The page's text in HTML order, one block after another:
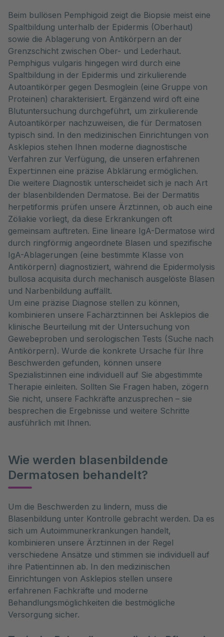
Beim bullösen Pemphigoid zeigt die Biopsie meist eine
Spaltbildung unterhalb der Epidermis (Oberhaut)
sowie die Ablagerung von Antikörpern an der
Grenzschicht zwischen Ober- und Lederhaut.
Pemphigus vulgaris hingegen wird durch eine
Spaltbildung in der Epidermis und zirkulierende
Autoantikörper gegen Desmoglein (eine Gruppe von
Proteinen) charakterisiert. Ergänzend wird oft eine
Blutuntersuchung durchgeführt, um zirkulierende
Autoantikörper nachzuweisen, die für Dermatosen
typisch sind. In den medizinischen Einrichtungen von
Asklepios stehen Ihnen moderne diagnostische
Verfahren zur Verfügung, die unseren erfahrenen
Expert:innen eine präzise Abklärung ermöglichen.
Die weitere Diagnostik unterscheidet sich je nach Art
der blasenbildenden Dermatose. Bei der Dermatitis
herpetiformis prüfen unsere Ärzt:innen, ob auch eine
Zöliakie vorliegt, da diese Erkrankungen oft
gemeinsam auftreten. Eine lineare IgA-Dermatose wird
durch ringförmig angeordnete Blasen und spezifische
IgA-Ablagerungen (eine bestimmte Klasse von
Antikörpern) diagnostiziert, während die Epidermolysis
bullosa acquisita durch mechanisch ausgelöste Blasen
und Narbenbildung auffällt.
Um eine präzise Diagnose stellen zu können,
kombinieren unsere Fachärzt:innen bei Asklepios die
klinische Beurteilung mit der Untersuchung von
Gewebeproben und serologischen Tests (Suche nach
Antikörpern). Wurde die konkrete Ursache für Ihre
Beschwerden gefunden, können unsere
Spezialist:innen eine individuell auf Sie abgestimmte
Therapie einleiten. Sollten Sie Fragen haben, zögern
Sie nicht, unsere Fachkräfte anzusprechen – sie
besprechen die Ergebnisse und weitere Schritte
ausführlich mit Ihnen.
Wie werden blasenbildende
Dermatosen behandelt?
Um die Beschwerden zu lindern, muss die
Blasenbildung unter Kontrolle gebracht werden. Da es
sich um Autoimmunerkrankungen handelt,
kombinieren unsere Ärzt:innen in der Regel
verschiedene Ansätze und stimmen sie individuell auf
ihre Patient:innen ab. In den medizinischen
Einrichtungen von Asklepios stellen unsere
erfahrenen Fachkräfte und moderne
Behandlungsmöglichkeiten die bestmögliche
Versorgung sicher.